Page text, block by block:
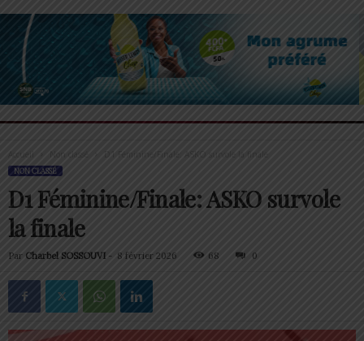
Accueil D1 Féminine/Finale: ASKO survole la finale
NON CLASSÉ
D1 Féminine/Finale: ASKO survole
la finale
Par Charbel SOSSOUVI - 8 février 2026 68 0